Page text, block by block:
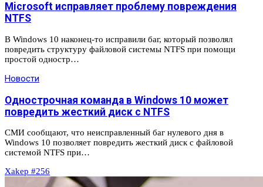
Microsoft исправляет проблему повреждения
NTFS
В Windows 10 наконец-то исправили баг, который позволял
повредить структуру файловой системы NTFS при помощи
простой одностр…
Новости
Однострочная команда в Windows 10 может
повредить жесткий диск с NTFS
СМИ сообщают, что неисправленный баг нулевого дня в
Windows 10 позволяет повредить жесткий диск с файловой
системой NTFS при…
Xakep #256